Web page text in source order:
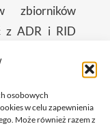
osobowych
w celu zapewnienia
Może również razem z
zbiorników
z ADR i RID
obowiązuje w
transporcie